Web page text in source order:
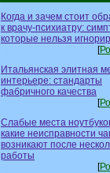
Когда и зачем стоит
к врачу-психиатру:
которые нельзя
[
Итальянская элитная
интерьере: стандарты
фабричного качества
[
Слабые места
какие неисправности
возникают после
работы
[